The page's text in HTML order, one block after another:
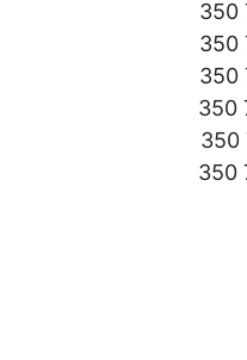
350
350
350
350
350
350